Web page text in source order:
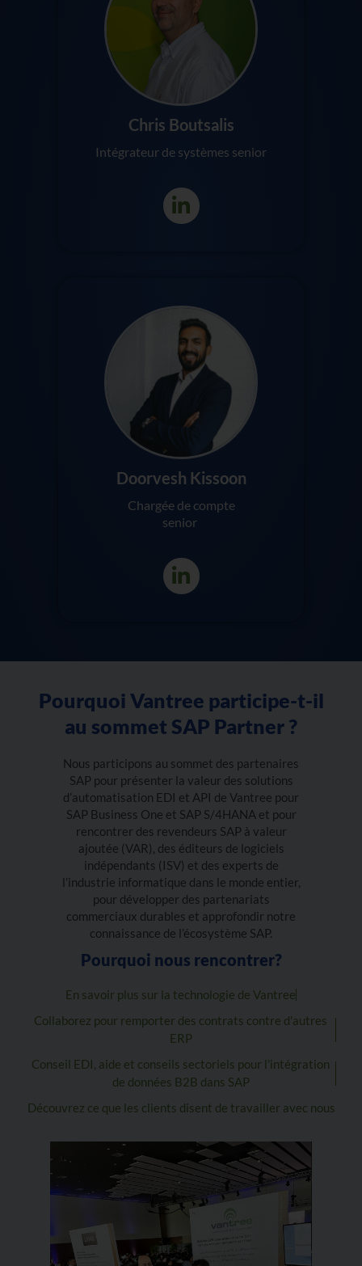
Chris Boutsalis
Intégrateur de systèmes senior
Doorvesh Kissoon
Chargée de compte
senior
Pourquoi Vantree participe-t-il
au sommet SAP Partner ?
Nous participons au sommet des partenaires
SAP pour présenter la valeur des solutions
d’automatisation EDI et API de Vantree pour
SAP Business One et SAP S/4HANA et pour
rencontrer des revendeurs SAP à valeur
ajoutée (VAR), des éditeurs de logiciels
indépendants (ISV) et des experts de
l’industrie informatique dans le monde entier,
pour développer des partenariats
commerciaux durables et approfondir notre
connaissance de l’écosystème SAP.
Pourquoi nous rencontrer?
En savoir plus sur la technologie de Vantree
Collaborez pour remporter des contrats contre d'autres
ERP
Conseil EDI, aide et conseils sectoriels pour l'intégration
de données B2B dans SAP
Découvrez ce que les clients disent de travailler avec nous